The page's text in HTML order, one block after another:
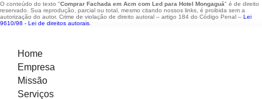
O conteúdo do texto "Comprar Fachada em Acm com Led para Hotel Mongaguá" é de direito
reservado. Sua reprodução, parcial ou total, mesmo citando nossos links, é proibida sem a
autorização do autor. Crime de violação de direito autoral – artigo 184 do Código Penal – Lei
9610/98 - Lei de direitos autorais
Home
Empresa
Missão
Serviços